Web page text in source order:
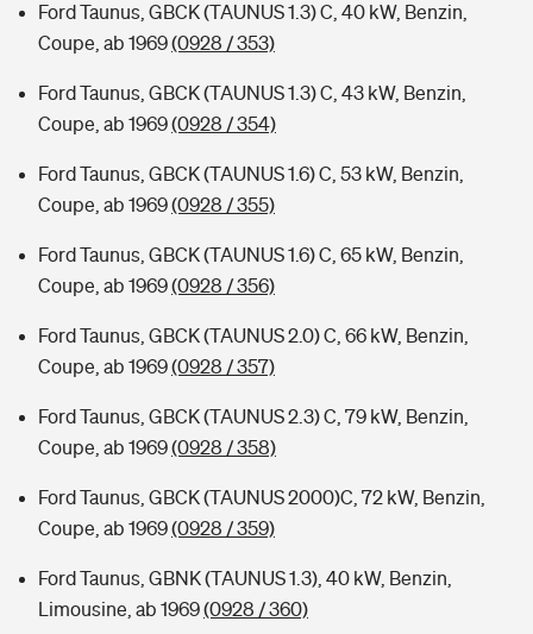
Ford Taunus, GBCK (TAUNUS 1.3) C, 40 kW, Benzin,
Coupe, ab 1969(0928 / 353)
Ford Taunus, GBCK (TAUNUS 1.3) C, 43 kW, Benzin,
Coupe, ab 1969(0928 / 354)
Ford Taunus, GBCK (TAUNUS 1.6) C, 53 kW, Benzin,
Coupe, ab 1969(0928 / 355)
Ford Taunus, GBCK (TAUNUS 1.6) C, 65 kW, Benzin,
Coupe, ab 1969(0928 / 356)
Ford Taunus, GBCK (TAUNUS 2.0) C, 66 kW, Benzin,
Coupe, ab 1969(0928 / 357)
Ford Taunus, GBCK (TAUNUS 2.3) C, 79 kW, Benzin,
Coupe, ab 1969(0928 / 358)
Ford Taunus, GBCK (TAUNUS 2000)C, 72 kW, Benzin,
Coupe, ab 1969(0928 / 359)
Ford Taunus, GBNK (TAUNUS 1.3), 40 kW, Benzin,
Limousine, ab 1969(0928 / 360)